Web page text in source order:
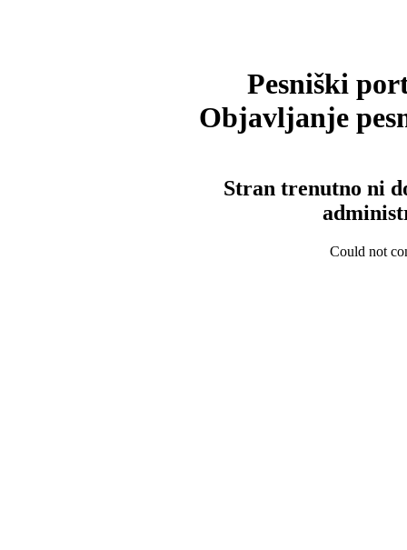
Pesniški
Objavljanje
Stran trenutno ni
Could not